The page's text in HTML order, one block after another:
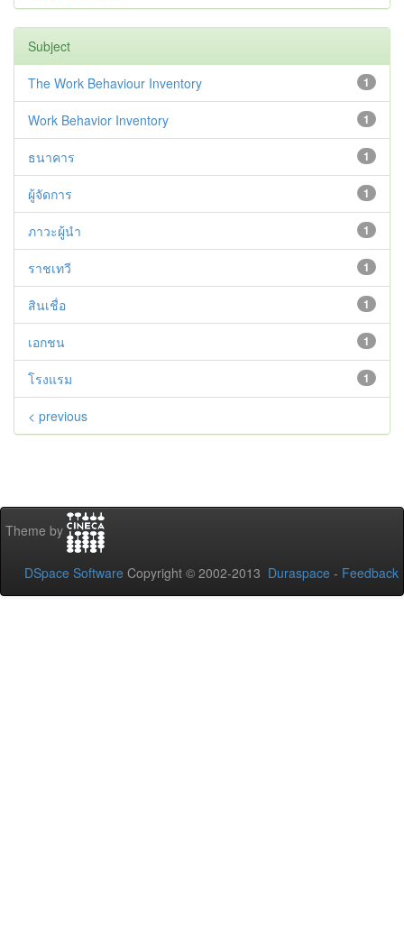
Subject
1
The Work Behaviour Inventory
1
Work Behavior Inventory
1
ธนาคาร
1
ผู้จัดการ
1
ภาวะผู้นำ
1
ราชเทวี
1
สินเชื่อ
1
เอกชน
1
โรงแรม
< previous
Theme by
DSpace Software Copyright © 2002-2013 Duraspace - Feedback